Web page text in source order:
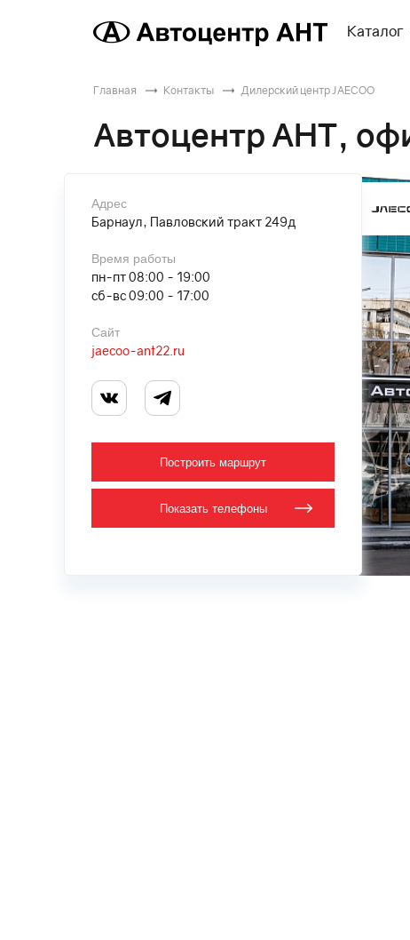
Каталог
Главная Контакты Дилерский центр JAECOO
Автоцентр АНТ,
Адрес
Барнаул, Павловский тракт 249д
Время работы
пн-пт 08:00 - 19:00
сб-вс 09:00 - 17:00
Сайт
jaecoo-ant22.ru
Построить маршрут
Показать телефоны
Отдел продаж
+7 (3852) 23-00-10
Сервисный центр
+7 (3852) 23-00-20
Электронная почта